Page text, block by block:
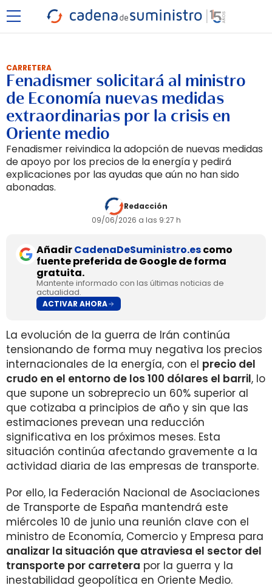
CARRETERA
Fenadismer solicitará al ministro
de Economía nuevas medidas
extraordinarias por la crisis en
Oriente medio
Fenadismer reivindica la adopción de nuevas medidas
de apoyo por los precios de la energía y pedirá
explicaciones por las ayudas que aún no han sido
abonadas.
Redacción
09/06/2026 a las 9:27 h
AñadirCadenaDeSuministro.escomo
fuente preferida de Google de forma
gratuita.
Mantente informado con las últimas noticias de
actualidad.
ACTIVAR AHORA
La evolución de la guerra de Irán continúa
tensionando de forma muy negativa los precios
internacionales de la energía, con el precio del
crudo en el entorno de los 100 dólares el barril, lo
que supone un sobreprecio un 60% superior al
que cotizaba a principios de año y sin que las
estimaciones prevean una reducción
significativa en los próximos meses. Esta
situación continúa afectando gravemente a la
actividad diaria de las empresas de transporte.
Por ello, la Federación Nacional de Asociaciones
de Transporte de España mantendrá este
miércoles 10 de junio una reunión clave con el
ministro de Economía, Comercio y Empresa para
analizar la situación que atraviesa el sector del
transporte por carretera por la guerra y la
inestabilidad geopolítica en Oriente Medio.